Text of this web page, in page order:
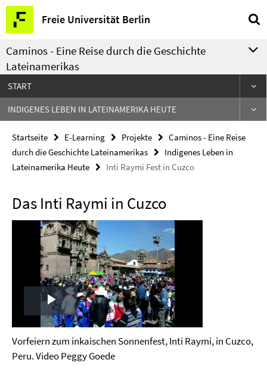
Springe
direkt
zu
Inhalt
Freie Universität Berlin
Service-
Navigation
Caminos - Eine Reise durch die Geschichte
Lateinamerikas
START
INDIGENES LEBEN IN LATEINAMERIKA HEUTE
Startseite E-Learning Projekte
Caminos - Eine Reise
durch die Geschichte Lateinamerikas
Indigenes Leben in
Lateinamerika Heute
Inti Raymi Fest in Cuzco
Das Inti Raymi in Cuzco
Play
Video
Vorfeiern zum inkaischen Sonnenfest, Inti Raymi, in Cuzco,
Peru. Video Peggy Goede